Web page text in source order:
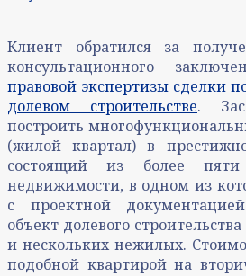
Клиент обратился за
консультационного
правовой экспертизы сделки
долевом строительстве.
построить
(жилой квартал) в
состоящий из более
недвижимости, в одном из
с проектной
объект долевого
и нескольких нежилых.
подобной квартирой на